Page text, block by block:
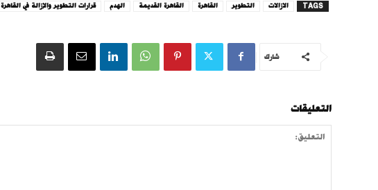
TAGS الازالات التطوير القاهرة القاهرة القديمة الهدم قرارات التطوير والإزالة في القاهرة
شارك
التعليقات